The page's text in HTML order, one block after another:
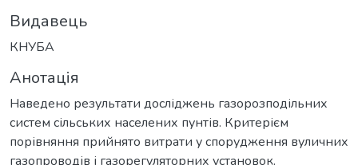
Видавець
КНУБА
Анотація
Наведено результати досліджень газорозподільних
систем сільських населених пунтів. Критерієм
порівняння прийнято витрати у спорудження вуличних
газопроводів і газорегуляторних установок.